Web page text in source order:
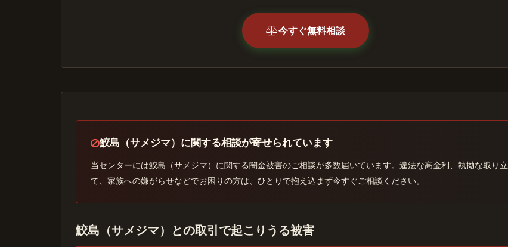
今すぐ無料相談
鮫島（サメジマ）に関する相談が寄せられています
当センターには鮫島（サメジマ）に関する闇金被害のご相談が多数届いています。違法な高金利、執拗な取り立
て、家族への嫌がらせなどでお困りの方は、ひとりで抱え込まず今すぐご相談ください。
鮫島（サメジマ）との取引で起こりうる被害